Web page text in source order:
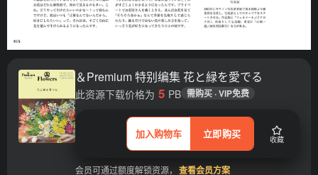
＆Premium 特别编集 花と緑を愛でる
加入购物车 立即购买 收藏
此资源下载价格为 5 PB 需购买 · VIP免费
会员可通过额度解锁资源， 查看会员方案